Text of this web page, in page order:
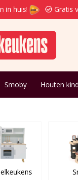
in huis! Gratis
Smoby Houten